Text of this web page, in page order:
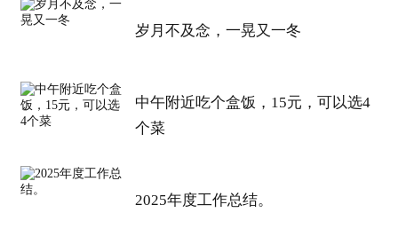
如果你要查看本帖隐藏内容请回复
老公的刚需必须买，正好今天在附近钓鱼，也正好
遇见这个活动，
真心 划算，刚需这个价格 真香。
全场
除了配件和部分款，大部分都参加的。而且是
岁月不及念，一晃又一冬
中午附近吃个盒饭，15元，可以选4
个菜
2025年度工作总结。